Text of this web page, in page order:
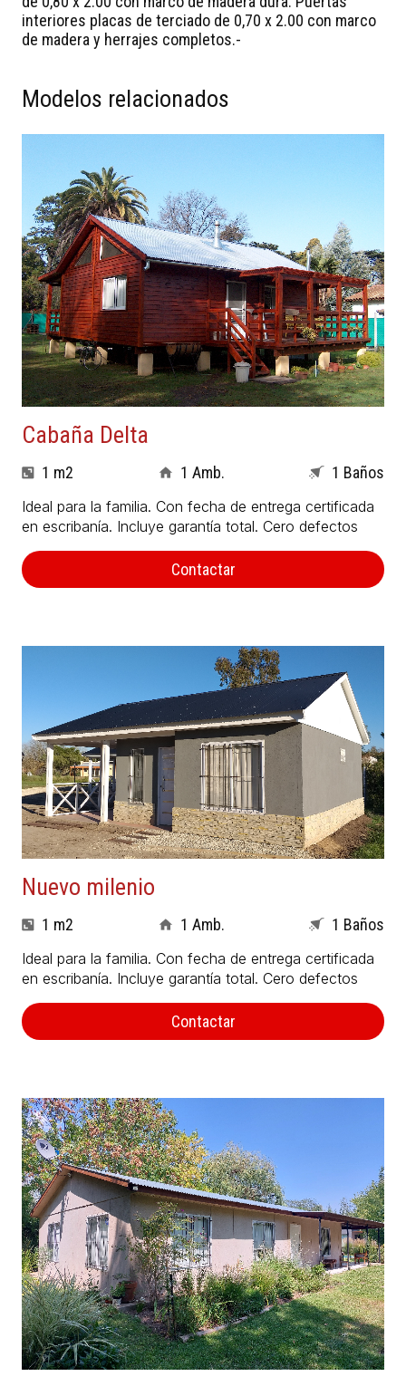
interiores placas de terciado de 0,70 x 2.00 con marco
de madera y herrajes completos.-
Modelos relacionados
Cabaña Delta
1 m2 1 Amb. 1 Baños
Ideal para la familia. Con fecha de entrega certificada
en escribanía. Incluye garantía total. Cero defectos
Contactar
Nuevo milenio
1 m2 1 Amb. 1 Baños
Ideal para la familia. Con fecha de entrega certificada
en escribanía. Incluye garantía total. Cero defectos
Contactar